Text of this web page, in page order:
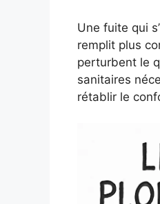
Une fuite qui
remplit plus
perturbent le
sanitaires
rétablir le